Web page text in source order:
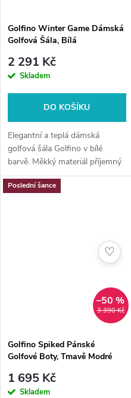
Golfino Winter Game Dámská
Golfová Šála, Bílá
2 291 Kč
Skladem
DO KOŠÍKU
Elegantní a teplá dámská
golfová šála Golfino v bílé
barvě. Měkký materiál příjemný
na dotek, ideální na zimní
golfové hry i volný čas. Stylový
Poslední šance
3 390 Kč
–50 %
Golfino Spiked Pánské
Golfové Boty, Tmavě Modré
1 695 Kč
Skladem
♡